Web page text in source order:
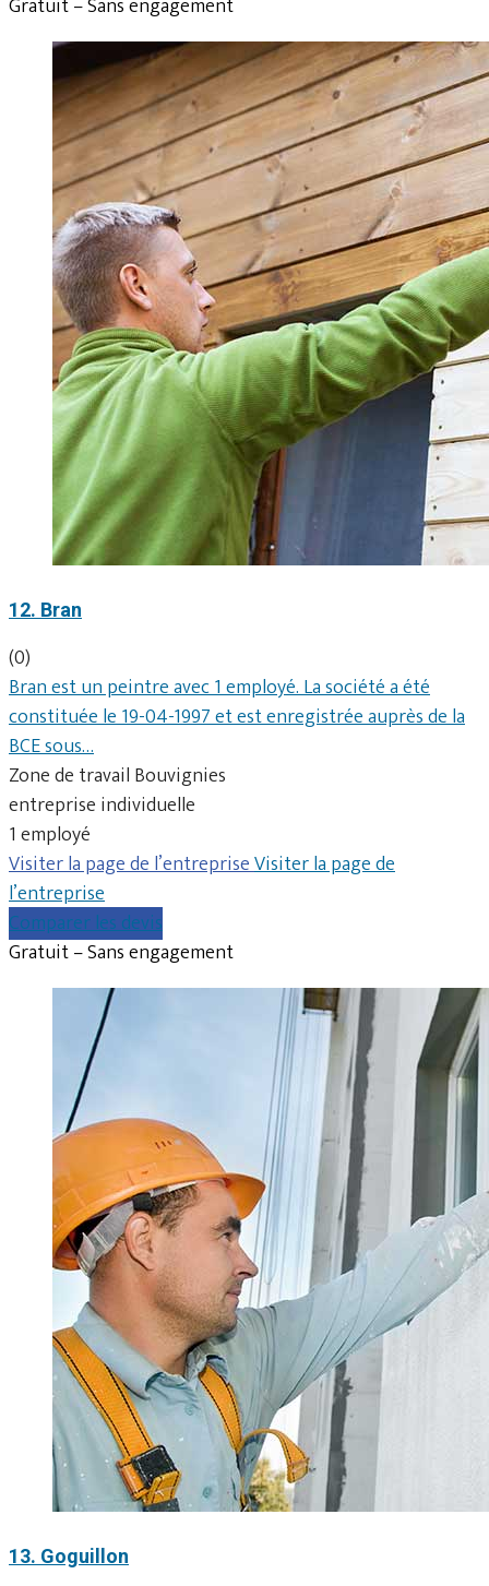
12. Bran
(0)
Bran est un peintre avec 1 employé. La société a été
constituée le 19-04-1997 et est enregistrée auprès de la
BCE sous…
Zone de travail Bouvignies
entreprise individuelle
1 employé
Visiter la page de l’entrepriseVisiter la page de
l’entreprise
Comparer les devis
Gratuit – Sans engagement
13. Goguillon